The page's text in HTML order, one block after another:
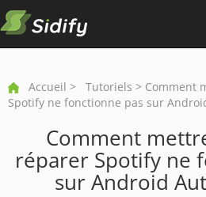
Accueil > Tutoriels > Comment
Spotify ne fonctionne pas sur
Comment
réparer Spotify ne
sur Android